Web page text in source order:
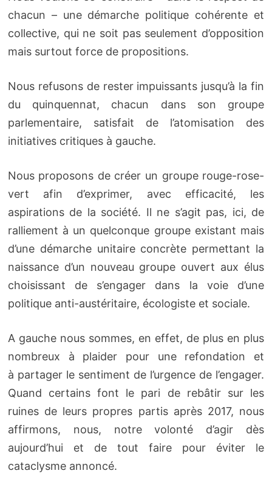
chacun – une démarche politique cohérente et
collective, qui ne soit pas seulement d’opposition
mais surtout force de propositions.
Nous refusons de rester impuissants jusqu’à la fin
du quinquennat, chacun dans son groupe
parlementaire, satisfait de l’atomisation des
initiatives critiques à gauche.
Nous proposons de créer un groupe rouge-rose-
vert afin d’exprimer, avec efficacité, les
aspirations de la société. Il ne s’agit pas, ici, de
ralliement à un quelconque groupe existant mais
d’une démarche unitaire concrète permettant la
naissance d’un nouveau groupe ouvert aux élus
choisissant de s’engager dans la voie d’une
politique anti-austéritaire, écologiste et sociale.
A gauche nous sommes, en effet, de plus en plus
nombreux à plaider pour une refondation et
à partager le sentiment de l’urgence de l’engager.
Quand certains font le pari de rebâtir sur les
ruines de leurs propres partis après 2017, nous
affirmons, nous, notre volonté d’agir dès
aujourd’hui et de tout faire pour éviter le
cataclysme annoncé.